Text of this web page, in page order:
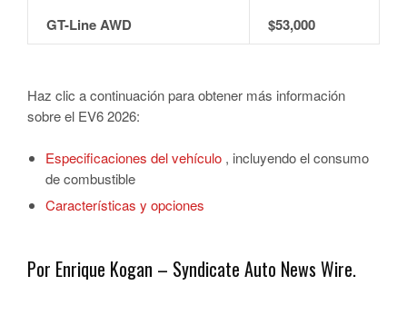
GT-Line AWD
$53,000
Haz clic a continuación para obtener más información
sobre el EV6 2026:
Especificaciones del vehículo , incluyendo el consumo
de combustible
Características y opciones
Por Enrique Kogan – Syndicate Auto News Wire.